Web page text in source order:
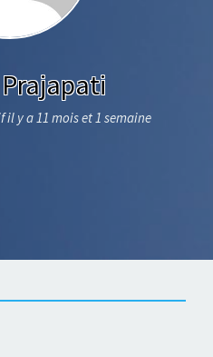
il y a 11 mois et 1 semaine